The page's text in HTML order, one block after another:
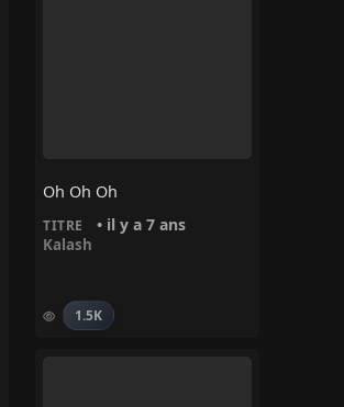
Oh Oh Oh
TITRE • il y a 7 ans
Kalash
1.5K